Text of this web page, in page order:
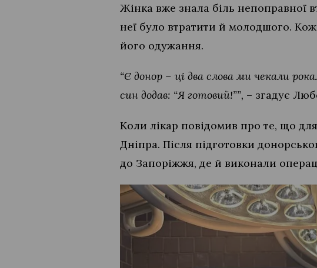
Жінка вже знала біль непоправної
неї було втратити й молодшого.
його одужання.
“Є донор – ці два слова ми чекали
син додав: “Я готовий!””, – згадує
Коли лікар повідомив про те, що
Дніпра. Після підготовки
до Запоріжжя, де й виконали